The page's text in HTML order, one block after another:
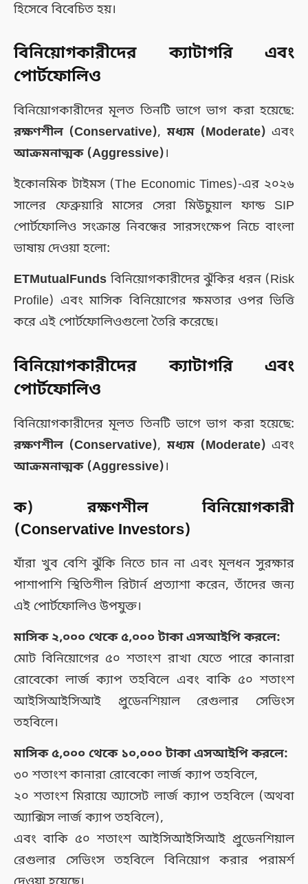
হিসেবে বিবেচিত হয়।
বিনিয়োগকারীদের ক্যাটাগরি এবং
পোর্টফোলিও
বিনিয়োগকারীদের মূলত তিনটি ভাগে ভাগ করা হয়েছে:
রক্ষণশীল (Conservative),মধ্যম (Moderate) এবং
আক্রমনাত্মক (Aggressive)।
ইকোনমিক টাইমস (The Economic Times)-এর ২০২৬
সালের ফেব্রুয়ারি মাসের সেরা মিউচুয়াল ফান্ড SIP
পোর্টফোলিও সংক্রান্ত নিবন্ধের সারসংক্ষেপ নিচে বাংলা
ভাষায় দেওয়া হলো:
ETMutualFunds বিনিয়োগকারীদের ঝুঁকির ধরন (Risk
Profile) এবং মাসিক বিনিয়োগের ক্ষমতার ওপর ভিত্তি
করে এই পোর্টফোলিওগুলো তৈরি করেছে।
বিনিয়োগকারীদের ক্যাটাগরি এবং
পোর্টফোলিও
বিনিয়োগকারীদের মূলত তিনটি ভাগে ভাগ করা হয়েছে:
রক্ষণশীল (Conservative),মধ্যম (Moderate) এবং
আক্রমনাত্মক (Aggressive)।
ক) রক্ষণশীল বিনিয়োগকারী
(Conservative Investors)
যাঁরা খুব বেশি ঝুঁকি নিতে চান না এবং মূলধন সুরক্ষার
পাশাপাশি স্থিতিশীল রিটার্ন প্রত্যাশা করেন, তাঁদের জন্য
এই পোর্টফোলিও উপযুক্ত।
মাসিক ২,০০০ থেকে ৫,০০০ টাকা এসআইপি করলে:
মোট বিনিয়োগের ৫০ শতাংশ রাখা যেতে পারে কানারা
রোবেকো লার্জ ক্যাপ তহবিলে এবং বাকি ৫০ শতাংশ
আইসিআইসিআই প্রুডেনশিয়াল রেগুলার সেভিংস
তহবিলে।
মাসিক ৫,০০০ থেকে ১০,০০০ টাকা এসআইপি করলে:
৩০ শতাংশ কানারা রোবেকো লার্জ ক্যাপ তহবিলে,
২০ শতাংশ মিরায়ে অ্যাসেট লার্জ ক্যাপ তহবিলে (অথবা
অ্যাক্সিস লার্জ ক্যাপ তহবিলে),
এবং বাকি ৫০ শতাংশ আইসিআইসিআই প্রুডেনশিয়াল
রেগুলার সেভিংস তহবিলে বিনিয়োগ করার পরামর্শ